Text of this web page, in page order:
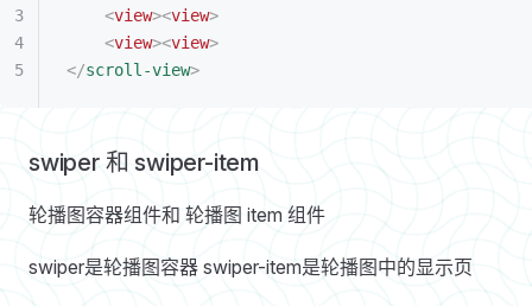
	<
view><view>
	<
view><view>
</scroll-view>
swiper 和 swiper-item
轮播图容器组件和 轮播图 item 组件
swiper是轮播图容器 swiper-item是轮播图中的显示页